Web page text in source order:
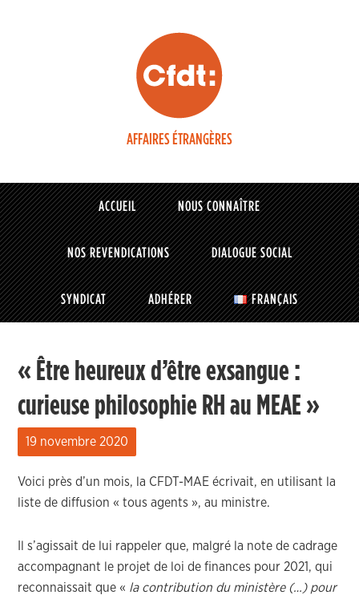
AFFAIRES ÉTRANGÈRES
ACCUEIL NOUS CONNAÎTRE
NOS REVENDICATIONS DIALOGUE SOCIAL
SYNDICAT ADHÉRER FRANÇAIS
« Être heureux d’être exsangue :
curieuse philosophie RH au MEAE »
19 novembre 2020
Voici près d’un mois, la CFDT-MAE écrivait, en utilisant la
liste de diffusion « tous agents », au ministre.
Il s’agissait de lui rappeler que, malgré la note de cadrage
accompagnant le projet de loi de finances pour 2021, qui
reconnaissait que « la contribution du ministère (…) pour